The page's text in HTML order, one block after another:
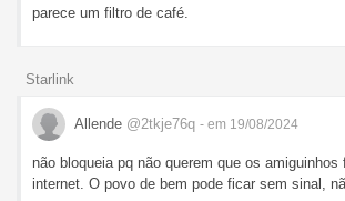
parece um filtro de café.
Starlink
Allende @2tkje76q - em 19/08/2024
não bloqueia pq não querem que os amiguinhos
internet. O povo de bem pode ficar sem sinal,